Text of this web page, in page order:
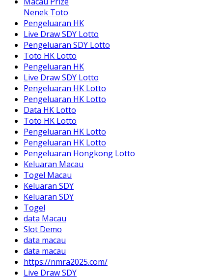
Nenek Toto
Pengeluaran HK
Live Draw SDY Lotto
Pengeluaran SDY Lotto
Toto HK Lotto
Pengeluaran HK
Live Draw SDY Lotto
Pengeluaran HK Lotto
Pengeluaran HK Lotto
Data HK Lotto
Toto HK Lotto
Pengeluaran HK Lotto
Pengeluaran HK Lotto
Pengeluaran Hongkong Lotto
Keluaran Macau
Togel Macau
Keluaran SDY
Keluaran SDY
Togel
data Macau
Slot Demo
data macau
data macau
https://nmra2025.com/
Live Draw SDY